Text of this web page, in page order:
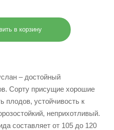
– достойный
Сорту присущие хорошие
плодов, устойчивость к
неприхотливый.
составляет от 105 до 120